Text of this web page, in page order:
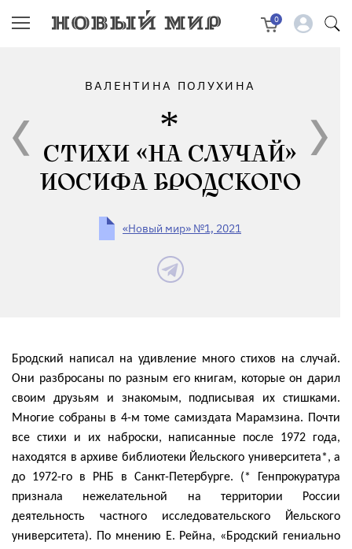
0
ВАЛЕНТИНА ПОЛУХИНА
СТИХИ «НА СЛУЧАЙ»
ИОСИФА БРОДСКОГО
«Новый мир» №1, 2021
Бродский написал на удивление много стихов на случай.
Они разбросаны по разным его книгам, которые он дарил
своим друзьям и знакомым, подписывая их стишками.
Многие собраны в 4-м томе самиздата Марамзина. Почти
все стихи и их наброски, написанные после 1972 года,
находятся в архиве библиотеки Йельского университета*, а
до 1972-го в РНБ в Санкт-Петербурге. (* Генпрокуратура
признала нежелательной на территории России
деятельность частного исследовательского Йельского
университета). По мнению Е. Рейна, «Бродский гениально